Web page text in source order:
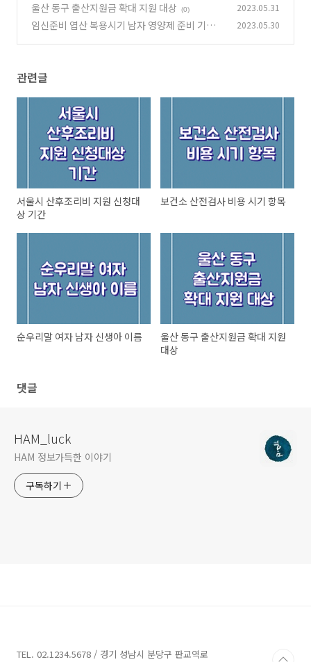
울산 동구 출산지원금 확대 지원 대상 (0) 2023.05.31
임신준비 엽산 복용시기 남자 영양제 준비 기간 2023.05.30
관련글
서울시 산후조리비 지원 신청대
상 기간
보건소 산전검사 비용 시기 항목
순우리말 여자 남자 신생아 이름
울산 동구 출산지원금 확대 지원
대상
댓글
HAM_luck
HAM 정보가득한 이야기
구독하기
TEL. 02.1234.5678 / 경기 성남시 분당구 판교역로